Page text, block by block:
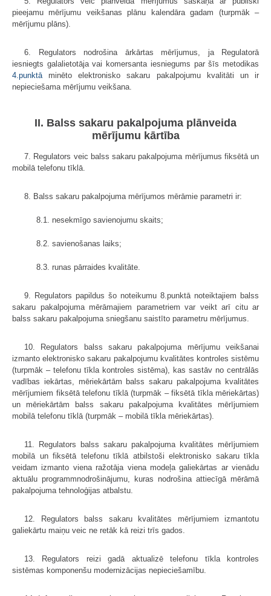
pieejamu mērījumu veikšanas plānu kalendāra gadam (turpmāk –
mērījumu plāns).
6. Regulators nodrošina ārkārtas mērījumus, ja Regulatorā
iesniegts galalietotāja vai komersanta iesniegums par šīs metodikas
4.punktā minēto elektronisko sakaru pakalpojumu kvalitāti un ir
nepieciešama mērījumu veikšana.
II. Balss sakaru pakalpojuma plānveida
mērījumu kārtība
7. Regulators veic balss sakaru pakalpojuma mērījumus fiksētā un
mobilā telefonu tīklā.
8. Balss sakaru pakalpojuma mērījumos mērāmie parametri ir:
8.1. nesekmīgo savienojumu skaits;
8.2. savienošanas laiks;
8.3. runas pārraides kvalitāte.
9. Regulators papildus šo noteikumu 8.punktā noteiktajiem balss
sakaru pakalpojuma mērāmajiem parametriem var veikt arī citu ar
balss sakaru pakalpojuma sniegšanu saistīto parametru mērījumus.
10. Regulators balss sakaru pakalpojuma mērījumu veikšanai
izmanto elektronisko sakaru pakalpojumu kvalitātes kontroles sistēmu
(turpmāk – telefonu tīkla kontroles sistēma), kas sastāv no centrālās
vadības iekārtas, mēriekārtām balss sakaru pakalpojuma kvalitātes
mērījumiem fiksētā telefonu tīklā (turpmāk – fiksētā tīkla mēriekārtas)
un mēriekārtām balss sakaru pakalpojuma kvalitātes mērījumiem
mobilā telefonu tīklā (turpmāk – mobilā tīkla mēriekārtas).
11. Regulators balss sakaru pakalpojuma kvalitātes mērījumiem
mobilā un fiksētā telefonu tīklā atbilstoši elektronisko sakaru tīkla
veidam izmanto viena ražotāja viena modeļa galiekārtas ar vienādu
aktuālu programmnodrošinājumu, kuras nodrošina attiecīgā mērāmā
pakalpojuma tehnoloģijas atbalstu.
12. Regulators balss sakaru kvalitātes mērījumiem izmantotu
galiekārtu maiņu veic ne retāk kā reizi trīs gados.
13. Regulators reizi gadā aktualizē telefonu tīkla kontroles
sistēmas komponenšu modernizācijas nepieciešamību.